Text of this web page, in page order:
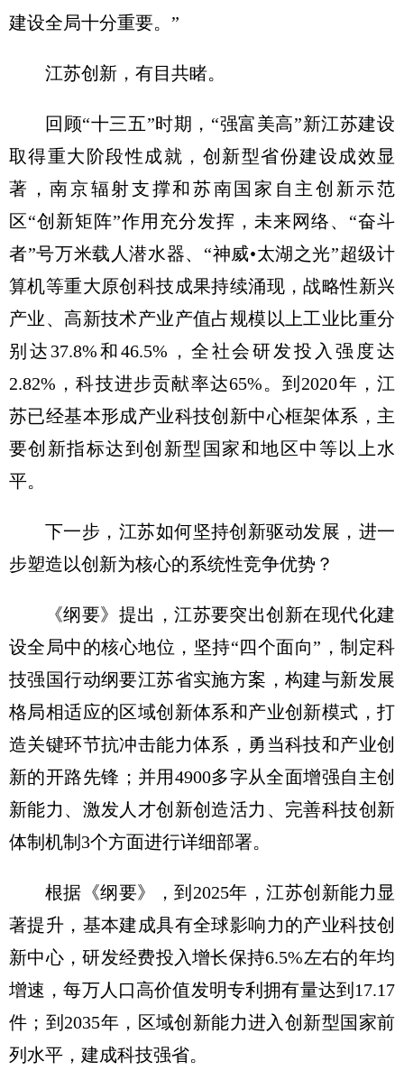
建设全局十分重要。”
江苏创新，有目共睹。
回顾“十三五”时期，“强富美高”新江苏建设
取得重大阶段性成就，创新型省份建设成效显
著，南京辐射支撑和苏南国家自主创新示范
区“创新矩阵”作用充分发挥，未来网络、“奋斗
者”号万米载人潜水器、“神威•太湖之光”超级计
算机等重大原创科技成果持续涌现，战略性新兴
产业、高新技术产业产值占规模以上工业比重分
别达37.8%和46.5%，全社会研发投入强度达
2.82%，科技进步贡献率达65%。到2020年，江
苏已经基本形成产业科技创新中心框架体系，主
要创新指标达到创新型国家和地区中等以上水
平。
下一步，江苏如何坚持创新驱动发展，进一
步塑造以创新为核心的系统性竞争优势？
《纲要》提出，江苏要突出创新在现代化建
设全局中的核心地位，坚持“四个面向”，制定科
技强国行动纲要江苏省实施方案，构建与新发展
格局相适应的区域创新体系和产业创新模式，打
造关键环节抗冲击能力体系，勇当科技和产业创
新的开路先锋；并用4900多字从全面增强自主创
新能力、激发人才创新创造活力、完善科技创新
体制机制3个方面进行详细部署。
根据《纲要》，到2025年，江苏创新能力显
著提升，基本建成具有全球影响力的产业科技创
新中心，研发经费投入增长保持6.5%左右的年均
增速，每万人口高价值发明专利拥有量达到17.17
件；到2035年，区域创新能力进入创新型国家前
列水平，建成科技强省。